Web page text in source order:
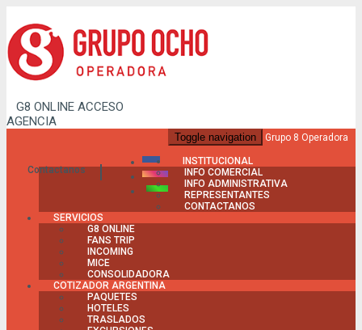
G8 ONLINE ACCESO
AGENCIA
Contactanos
Toggle navigation Grupo 8 Operadora
INSTITUCIONAL
INFO COMERCIAL
INFO ADMINISTRATIVA
REPRESENTANTES
CONTACTANOS
SERVICIOS
G8 ONLINE
FANS TRIP
INCOMING
MICE
CONSOLIDADORA
COTIZADOR ARGENTINA
PAQUETES
HOTELES
TRASLADOS